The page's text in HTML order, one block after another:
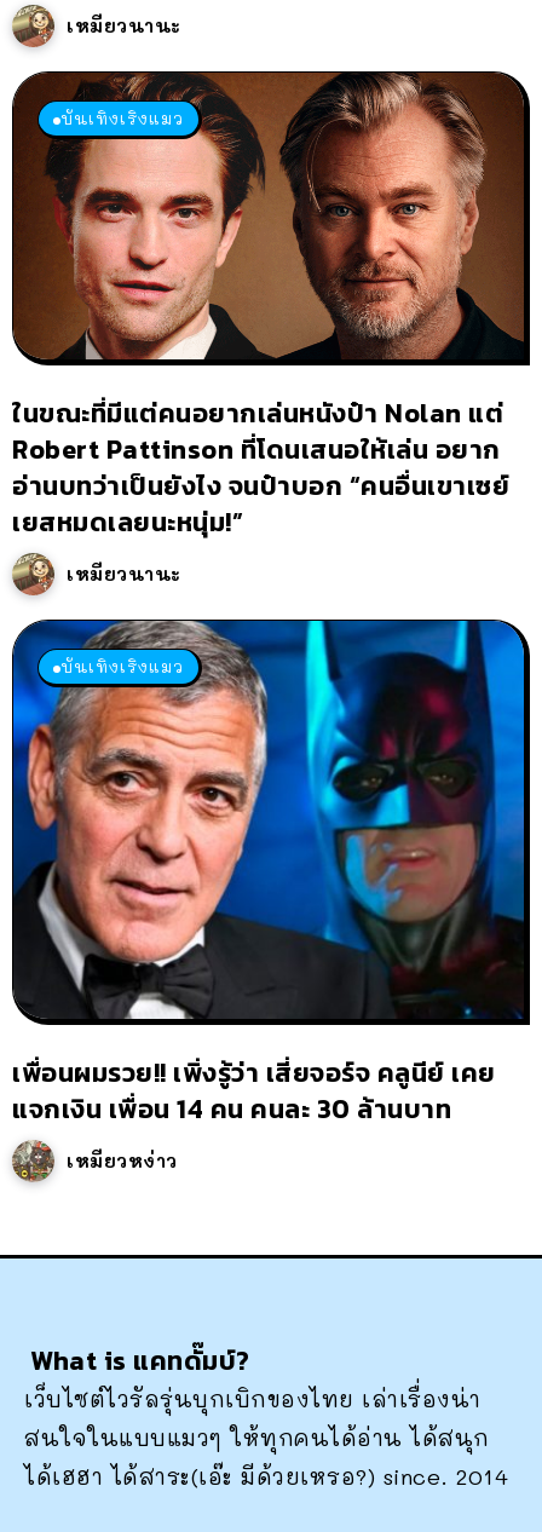
เหมียวนานะ
บันเทิงเริงแมว
ในขณะที่มีแต่คนอยากเล่นหนังป๋า Nolan แต่
Robert Pattinson ที่โดนเสนอให้เล่น อยาก
อ่านบทว่าเป็นยังไง จนป๋าบอก “คนอื่นเขาเซย์
เยสหมดเลยนะหนุ่ม!”
เหมียวนานะ
บันเทิงเริงแมว
เพื่อนผมรวย!! เพิ่งรู้ว่า เสี่ยจอร์จ คลูนีย์ เคย
แจกเงิน เพื่อน 14 คน คนละ 30 ล้านบาท
เหมียวหง่าว
What is แคทดั๊มบ์?
เว็บไซต์ไวรัลรุ่นบุกเบิกของไทย เล่าเรื่องน่า
สนใจในแบบแมวๆ ให้ทุกคนได้อ่าน ได้สนุก
ได้เฮฮา ได้สาระ(เอ๊ะ มีด้วยเหรอ?) since. 2014